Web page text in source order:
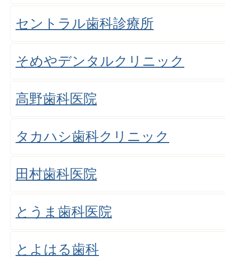
セントラル歯科診療所
そめやデンタルクリニック
高野歯科医院
タカハシ歯科クリニック
田村歯科医院
とうま歯科医院
とよはる歯科